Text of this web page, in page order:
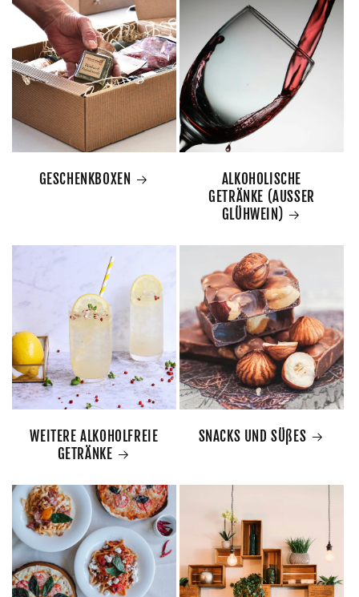
GESCHENKBOXEN
ALKOHOLISCHE
GETRÄNKE (AUSSER
GLÜHWEIN)
WEITERE ALKOHOLFREIE
GETRÄNKE
SNACKS UND SÜßES